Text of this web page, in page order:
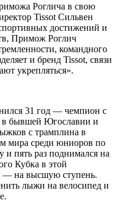
Роглича в свою
Tissot Сильвен
достижений и
Примож Роглич
командного
и бренд Tissot, связи
укрепляться».
31 год — чемпион с
в бывшей Югославии и
с трамплина в
мира среди юниоров по
пять раз поднимался на
Кубка в этой
— на высшую ступень.
лыжи на велосипед и